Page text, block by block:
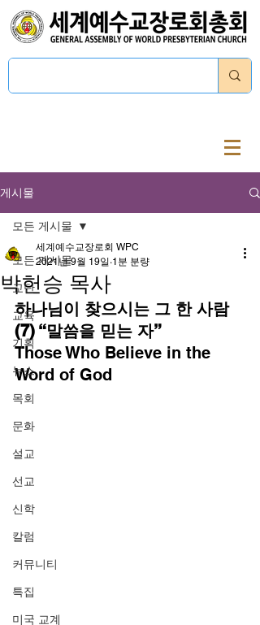
게시물
모든 게시물
교단
교육
기획
뉴스
목회
문화
설교
선교
신학
칼럼
커뮤니티
특집
미국 교계
모든 게시물
박헌승 목사
세계예수교장로회 WPC
2021년 9월 19일 1분 분량
하나님이 찾으시는 그 한 사람
(7) “말씀을 믿는 자”
Those Who Believe in the
Word of God